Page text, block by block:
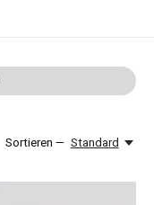
Sortieren — Standard